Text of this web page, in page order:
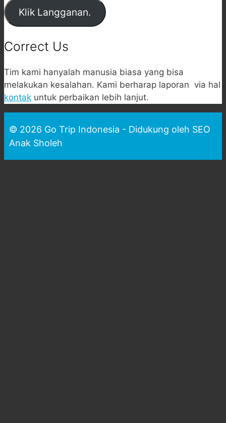
email!Klik Langganan.
Correct Us
Tim kami hanyalah manusia biasa yang bisa
melakukan kesalahan. Kami berharap laporan via hal
kontak untuk perbaikan lebih lanjut.
© 2026 Go Trip Indonesia - Didukung oleh SEO
Anak Sholeh